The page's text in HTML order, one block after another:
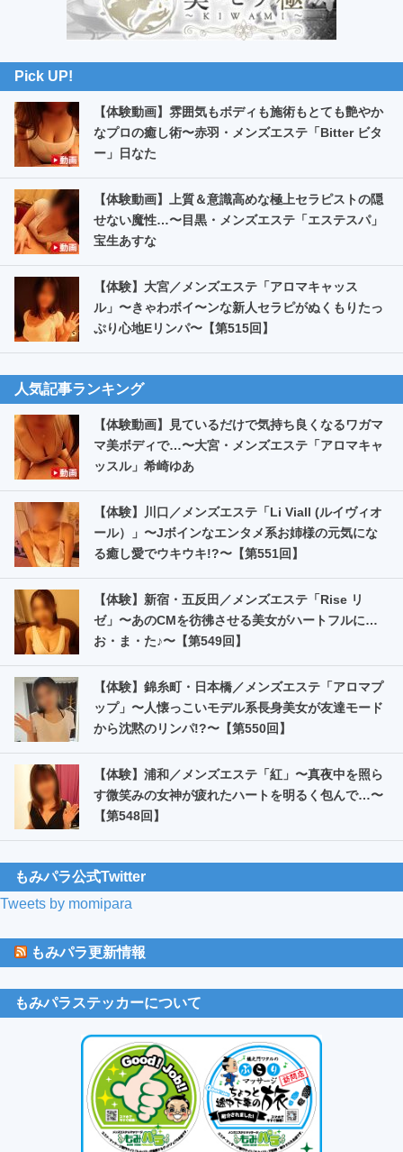
Pick UP!
【体験動画】雰囲気もボディも施術もとても艶やか
なプロの癒し術〜赤羽・メンズエステ「Bitter ビタ
ー」日なた
【体験動画】上質＆意識高めな極上セラピストの隠
せない魔性…〜目黒・メンズエステ「エステスパ」
宝生あすな
【体験】大宮／メンズエステ「アロマキャッス
ル」〜きゃわボイ〜ンな新人セラピがぬくもりたっ
ぷり心地Eリンパ〜【第515回】
人気記事ランキング
【体験動画】見ているだけで気持ち良くなるワガマ
マ美ボディで…〜大宮・メンズエステ「アロマキャ
ッスル」希崎ゆあ
【体験】川口／メンズエステ「Li Viall (ルイヴィオ
ール）」〜Jボインなエンタメ系お姉様の元気にな
る癒し愛でウキウキ!?〜【第551回】
【体験】新宿・五反田／メンズエステ「Rise リ
ゼ」〜あのCMを彷彿させる美女がハートフルに…
お・ま・た️♪〜【第549回】
【体験】錦糸町・日本橋／メンズエステ「アロマプ
ップ」〜人懐っこいモデル系長身美女が友達モード
から沈黙のリンパ!?〜【第550回】
【体験】浦和／メンズエステ「紅」〜真夜中を照ら
す微笑みの女神が疲れたハートを明るく包んで…〜
【第548回】
もみパラ公式Twitter
Tweets by momipara
もみパラ更新情報
もみパラステッカーについて